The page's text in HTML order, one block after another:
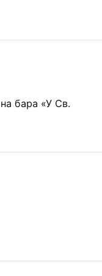
бара «У Св.